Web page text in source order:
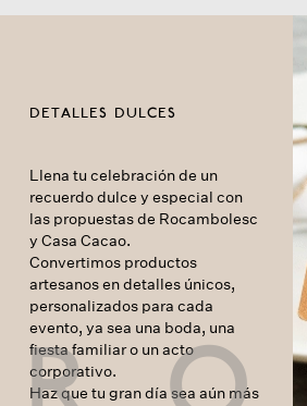
DETALLES DULCES
Llena tu celebración de un
recuerdo dulce y especial con
las propuestas de Rocambolesc
y Casa Cacao.
Convertimos productos
artesanos en detalles únicos,
personalizados para cada
evento, ya sea una boda, una
fiesta familiar o un acto
corporativo.
Haz que tu gran día sea aún más